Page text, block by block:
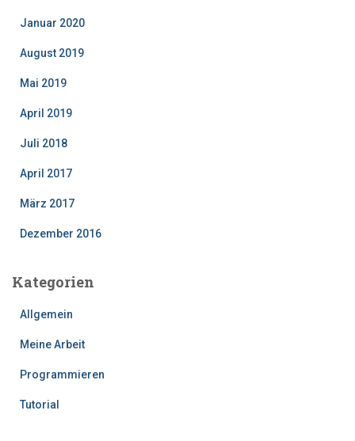
Januar 2020
August 2019
Mai 2019
April 2019
Juli 2018
April 2017
März 2017
Dezember 2016
Kategorien
Allgemein
Meine Arbeit
Programmieren
Tutorial